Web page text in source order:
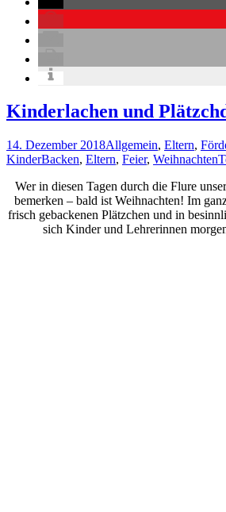
Kinderlachen und
14. Dezember 2018Allgemein, Eltern,
KinderBacken, Eltern, Feier, Weihnachten
Wer in diesen Tagen durch die Flure
bemerken – bald ist Weihnachten! Im
frisch gebackenen Plätzchen und in
sich Kinder und Lehrerinnen